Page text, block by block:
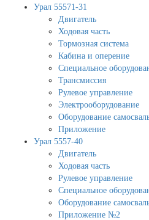
Урал 55571-31
Двигатель
Ходовая часть
Тормозная система
Кабина и оперение
Специальное
Трансмиссия
Рулевое управление
Электрооборудование
Оборудование
Приложение
Урал 5557-40
Двигатель
Ходовая часть
Рулевое управление
Специальное
Оборудование
Приложение №2